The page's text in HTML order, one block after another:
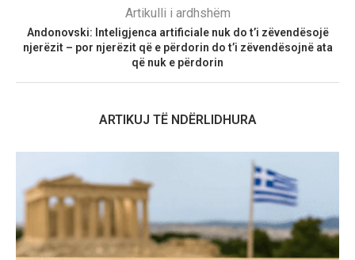
Artikulli i ardhshëm
Andonovski: Inteligjenca artificiale nuk do t’i zëvendësojë
njerëzit – por njerëzit që e përdorin do t’i zëvendësojnë ata
që nuk e përdorin
ARTIKUJ TË NDËRLIDHURA